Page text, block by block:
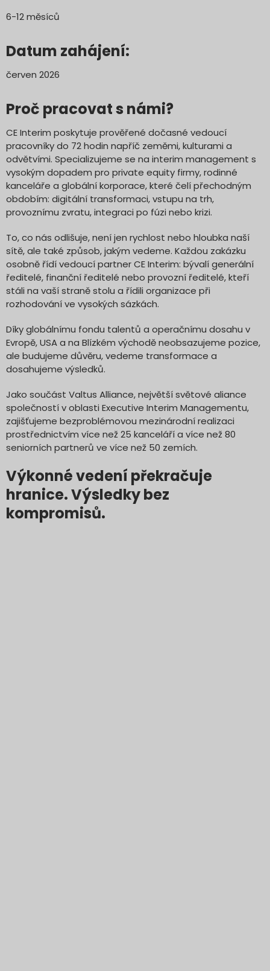
6-12 měsíců
Datum zahájení:
červen 2026
Proč pracovat s námi?
CE Interim poskytuje prověřené dočasné vedoucí
pracovníky do 72 hodin napříč zeměmi, kulturami a
odvětvími. Specializujeme se na interim management s
vysokým dopadem pro private equity firmy, rodinné
kanceláře a globální korporace, které čelí přechodným
obdobím: digitální transformaci, vstupu na trh,
provoznímu zvratu, integraci po fúzi nebo krizi.
To, co nás odlišuje, není jen rychlost nebo hloubka naší
sítě, ale také způsob, jakým vedeme. Každou zakázku
osobně řídí vedoucí partner CE Interim: bývalí generální
ředitelé, finanční ředitelé nebo provozní ředitelé, kteří
stáli na vaší straně stolu a řídili organizace při
rozhodování ve vysokých sázkách.
Díky globálnímu fondu talentů a operačnímu dosahu v
Evropě, USA a na Blízkém východě neobsazujeme pozice,
ale budujeme důvěru, vedeme transformace a
dosahujeme výsledků.
Jako součást Valtus Alliance, největší světové aliance
společností v oblasti Executive Interim Managementu,
zajišťujeme bezproblémovou mezinárodní realizaci
prostřednictvím více než 25 kanceláří a více než 80
seniorních partnerů ve více než 50 zemích.
Výkonné vedení překračuje
hranice. Výsledky bez
kompromisů.